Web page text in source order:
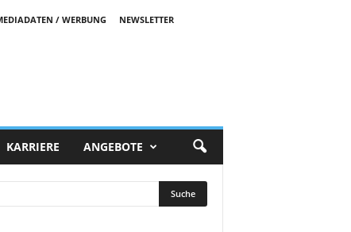
/ WERBUNG
NEWSLETTER
KARRIERE ANGEBOTE